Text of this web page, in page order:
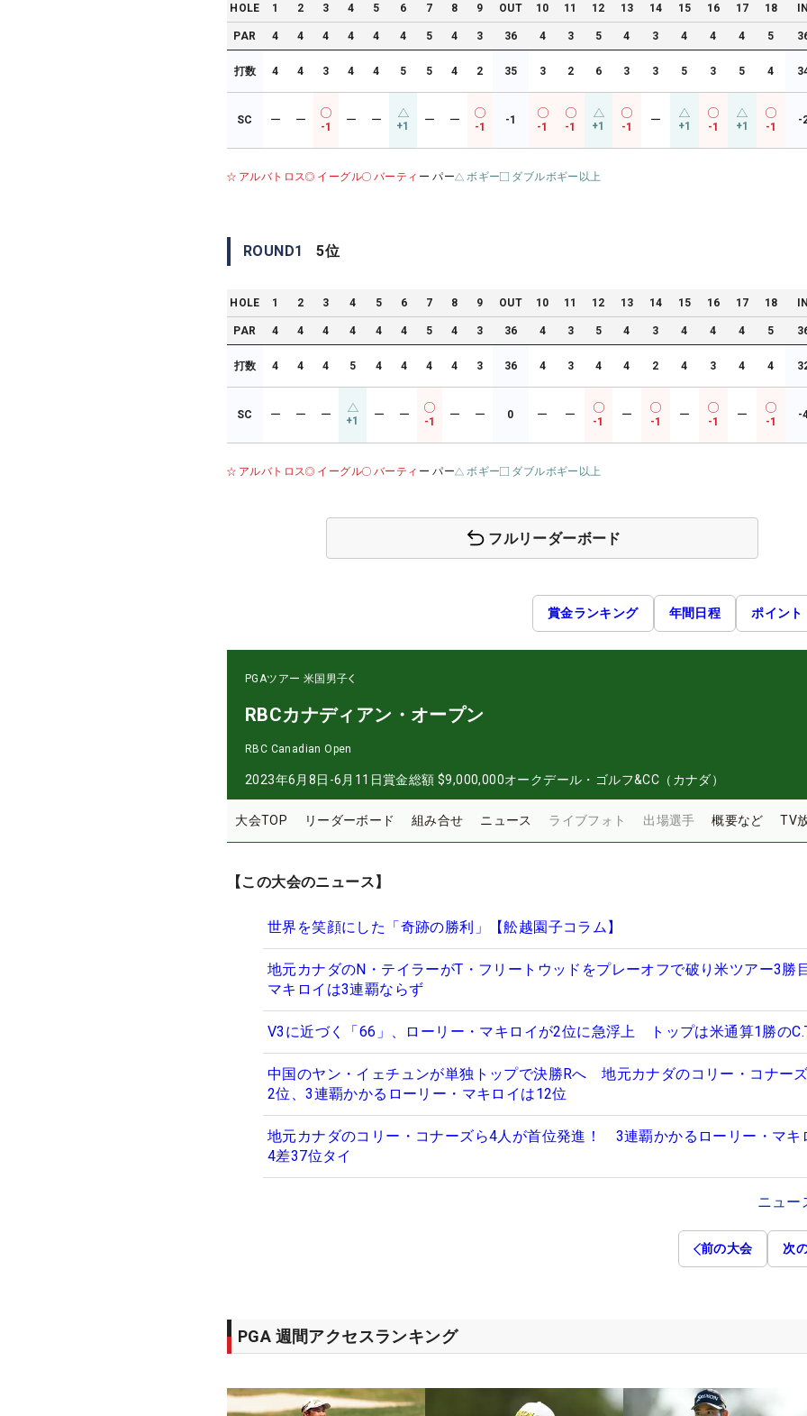
HOLE 1 2 3 4 5 6 7 8 9 OUT 10 11 12 13 14 15 16 17 18
PAR 4 4 4 4 4 4 5 4 3 36 4 3 5 4 3 4 4 4 5
打数 4 4 3 4 4 5 5 4 2 35 3 2 6 3 3 5 3 5 4
SC ー ー
-1
ー ー +1 ー ー
-1
-1
-1 -1 +1 -1
ー +1 -1 +1 -1
-
アルバトロス イーグル バーティ ー パー ボギー ダブルボギー以上
ROUND1 5位
HOLE 1 2 3 4 5 6 7 8 9 OUT 10 11 12 13 14 15 16 17 18
PAR 4 4 4 4 4 4 5 4 3 36 4 3 5 4 3 4 4 4 5
打数 4 4 4 5 4 4 4 4 3 36 4 3 4 4 2 4 3 4 4
SC ー ー ー +1 ー ー
-1
ー ー 0 ー ー
-1
ー
-1
ー
-1
ー
-1
-
アルバトロス イーグル バーティ ー パー ボギー ダブルボギー以上
フルリーダーボード
賞金ランキング 年間日程 ポイント
PGAツアー 米国男子
RBCカナディアン・オープン
RBC Canadian Open
2023年6月8日-6月11日賞金総額 $9,000,000オークデール・ゴルフ&CC（カナダ）
大会TOP リーダーボード 組み合せ ニュース ライブフォト 出場選手 概要など TV
【この大会のニュース】
世界を笑顔にした「奇跡の勝利」【舩越園子コラム】
地元カナダのN・テイラーがT・フリートウッドをプレーオフで破り米ツアー3
マキロイは3連覇ならず
V3に近づく「66」、ローリー・マキロイが2位に急浮上 トップは米通算1勝の
中国のヤン・イェチュンが単独トップで決勝Rへ 地元カナダのコリー・コナー
2位、3連覇かかるローリー・マキロイは12位
地元カナダのコリー・コナーズら4人が首位発進！ 3連覇かかるローリー・マキ
4差37位タイ
ニュー
前の大会 次
PGA 週間アクセスランキング